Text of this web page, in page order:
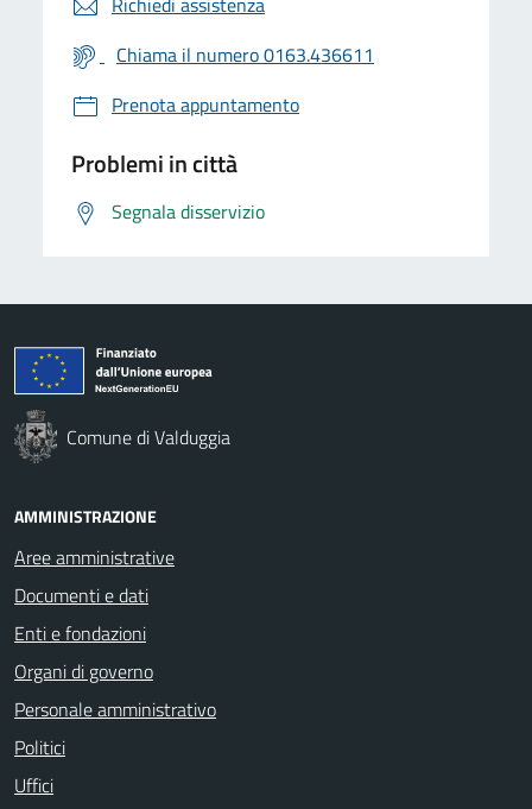
Chiama il numero 0163.436611
Prenota appuntamento
Problemi in città
Segnala disservizio
Comune di Valduggia
AMMINISTRAZIONE
Aree amministrative
Documenti e dati
Enti e fondazioni
Organi di governo
Personale amministrativo
Politici
Uffici